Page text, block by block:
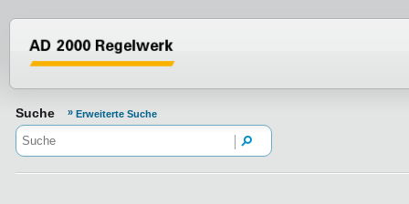
Suche Erweiterte Suche